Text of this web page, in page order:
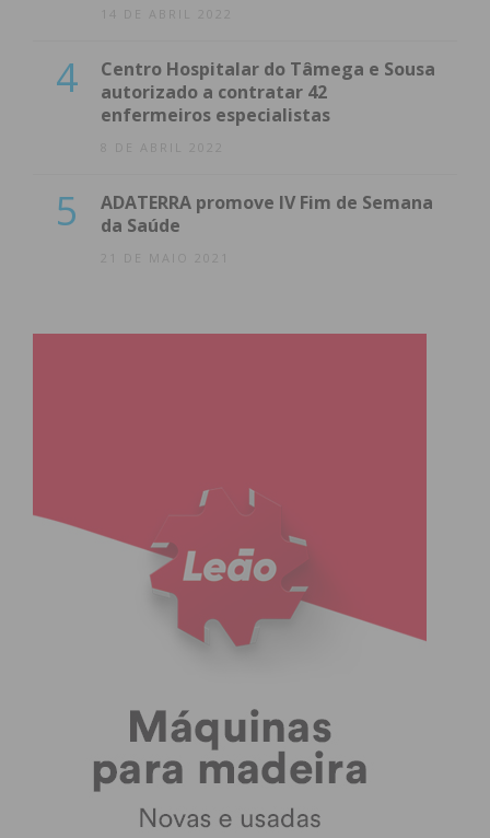
14 DE ABRIL 2022
4
Centro Hospitalar do Tâmega e Sousa
autorizado a contratar 42
enfermeiros especialistas
8 DE ABRIL 2022
5
ADATERRA promove IV Fim de Semana
da Saúde
21 DE MAIO 2021